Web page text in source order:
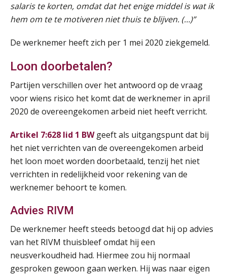
salaris te korten, omdat dat het enige middel is wat ik
hem om te te motiveren niet thuis te blijven. (…)”
De werknemer heeft zich per 1 mei 2020 ziekgemeld.
Loon doorbetalen?
Partijen verschillen over het antwoord op de vraag
voor wiens risico het komt dat de werknemer in april
2020 de overeengekomen arbeid niet heeft verricht.
Artikel 7:628 lid 1 BWgeeft als uitgangspunt dat bij
het niet verrichten van de overeengekomen arbeid
het loon moet worden doorbetaald, tenzij het niet
verrichten in redelijkheid voor rekening van de
werknemer behoort te komen.
Advies RIVM
De werknemer heeft steeds betoogd dat hij op advies
van het RIVM thuisbleef omdat hij een
neusverkoudheid had. Hiermee zou hij normaal
gesproken gewoon gaan werken. Hij was naar eigen